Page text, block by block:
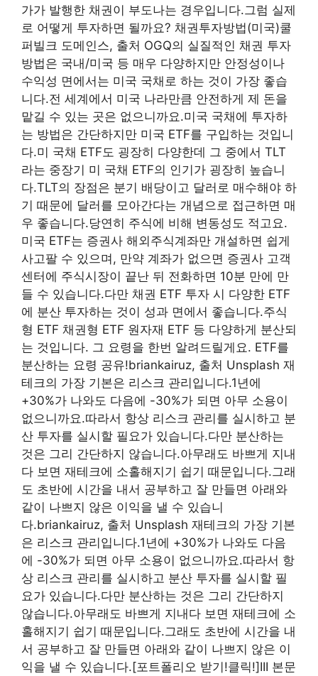
가가 발행한 채권이 부도나는 경우입니다.그럼 실제
로 어떻게 투자하면 될까요? 채권투자방법(미국)쿨
퍼빌크 도메인스, 출처 OGQ의 실질적인 채권 투자
방법은 국내/미국 등 매우 다양하지만 안정성이나
수익성 면에서는 미국 국채로 하는 것이 가장 좋습
니다.전 세계에서 미국 나라만큼 안전하게 제 돈을
맡길 수 있는 곳은 없으니까요.미국 국채에 투자하
는 방법은 간단하지만 미국 ETF를 구입하는 것입니
다.미 국채 ETF도 굉장히 다양한데 그 중에서 TLT
라는 중장기 미 국채 ETF의 인기가 굉장히 높습니
다.TLT의 장점은 분기 배당이고 달러로 매수해야 하
기 때문에 달러를 모아간다는 개념으로 접근하면 매
우 좋습니다.당연히 주식에 비해 변동성도 적고요.
미국 ETF는 증권사 해외주식계좌만 개설하면 쉽게
사고팔 수 있으며, 만약 계좌가 없으면 증권사 고객
센터에 주식시장이 끝난 뒤 전화하면 10분 만에 만
들 수 있습니다.다만 채권 ETF 투자 시 다양한 ETF
에 분산 투자하는 것이 성과 면에서 좋습니다.주식
형 ETF 채권형 ETF 원자재 ETF 등 다양하게 분산되
는 것입니다. 그 요령을 한번 알려드릴게요. ETF를
분산하는 요령 공유!briankairuz, 출처 Unsplash 재
테크의 가장 기본은 리스크 관리입니다.1년에
+30%가 나와도 다음에 -30%가 되면 아무 소용이
없으니까요.따라서 항상 리스크 관리를 실시하고 분
산 투자를 실시할 필요가 있습니다.다만 분산하는
것은 그리 간단하지 않습니다.아무래도 바쁘게 지내
다 보면 재테크에 소홀해지기 쉽기 때문입니다.그래
도 초반에 시간을 내서 공부하고 잘 만들면 아래와
같이 나쁘지 않은 이익을 낼 수 있습니
다.briankairuz, 출처 Unsplash 재테크의 가장 기본
은 리스크 관리입니다.1년에 +30%가 나와도 다음
에 -30%가 되면 아무 소용이 없으니까요.따라서 항
상 리스크 관리를 실시하고 분산 투자를 실시할 필
요가 있습니다.다만 분산하는 것은 그리 간단하지
않습니다.아무래도 바쁘게 지내다 보면 재테크에 소
홀해지기 쉽기 때문입니다.그래도 초반에 시간을 내
서 공부하고 잘 만들면 아래와 같이 나쁘지 않은 이
익을 낼 수 있습니다.[포트폴리오 받기!클릭!]III 본문